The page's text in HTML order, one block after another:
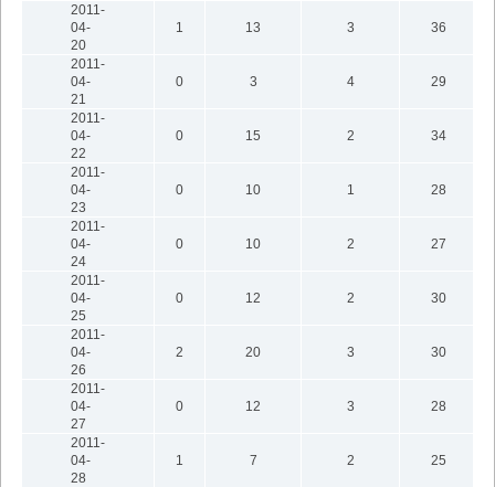
2011-
04-
20
1 13 3 36
2011-
04-
21
0 3 4 29
2011-
04-
22
0 15 2 34
2011-
04-
23
0 10 1 28
2011-
04-
24
0 10 2 27
2011-
04-
25
0 12 2 30
2011-
04-
26
2 20 3 30
2011-
04-
27
0 12 3 28
2011-
04-
28
1 7 2 25